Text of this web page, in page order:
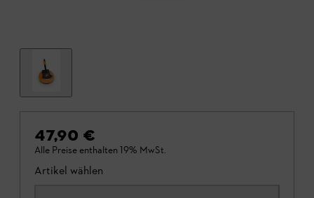
47,90 €
Alle Preise enthalten 19% MwSt.
Artikel wählen